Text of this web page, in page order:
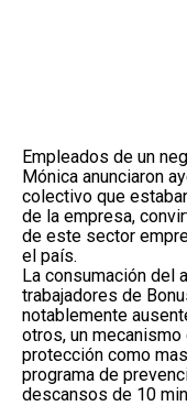
Empleados de un
Mónica anunciaron
colectivo que
de la empresa,
de este sector
el país.
La consumación del
trabajadores de
notablemente
otros, un
protección como
programa de
descansos de 10